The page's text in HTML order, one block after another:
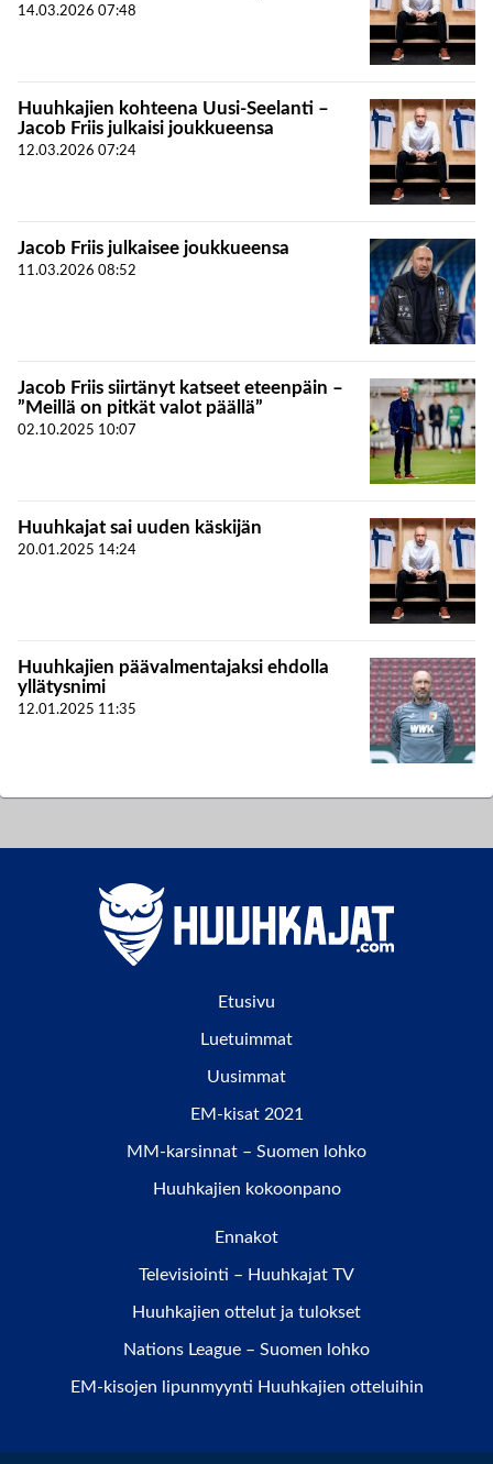
14.03.2026 07:48
Huuhkajien kohteena Uusi-Seelanti –
Jacob Friis julkaisi joukkueensa
12.03.2026 07:24
Jacob Friis julkaisee joukkueensa
11.03.2026 08:52
Jacob Friis siirtänyt katseet eteenpäin –
”Meillä on pitkät valot päällä”
02.10.2025 10:07
Huuhkajat sai uuden käskijän
20.01.2025 14:24
Huuhkajien päävalmentajaksi ehdolla
yllätysnimi
12.01.2025 11:35
Etusivu
Luetuimmat
Uusimmat
EM-kisat 2021
MM-karsinnat – Suomen lohko
Huuhkajien kokoonpano
Ennakot
Televisiointi – Huuhkajat TV
Huuhkajien ottelut ja tulokset
Nations League – Suomen lohko
EM-kisojen lipunmyynti Huuhkajien otteluihin